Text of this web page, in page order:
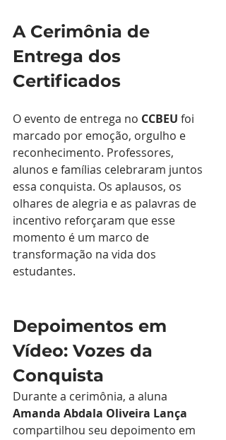
A Cerimônia de
Entrega dos
Certificados
O evento de entrega no CCBEU foi
marcado por emoção, orgulho e
reconhecimento. Professores,
alunos e famílias celebraram juntos
essa conquista. Os aplausos, os
olhares de alegria e as palavras de
incentivo reforçaram que esse
momento é um marco de
transformação na vida dos
estudantes.
Depoimentos em
Vídeo: Vozes da
Conquista
Durante a cerimônia, a aluna
Amanda Abdala Oliveira Lança
compartilhou seu depoimento em